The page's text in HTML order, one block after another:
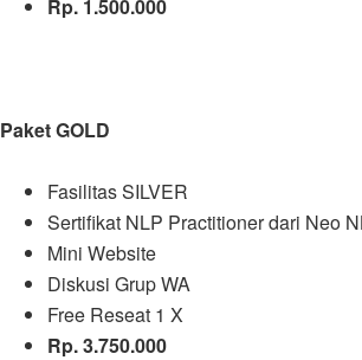
Rp. 1.500.000
Paket GOLD
Fasilitas SILVER
Sertifikat NLP Practitioner dari Neo
Mini Website
Diskusi Grup WA
Free Reseat 1 X
Rp. 3.750.000